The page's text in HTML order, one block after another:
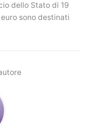
dello Stato di 19
sono destinati